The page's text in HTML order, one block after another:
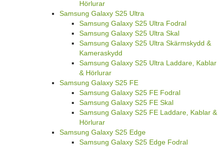
Hörlurar
Samsung Galaxy S25 Ultra
Samsung Galaxy S25 Ultra Fodral
Samsung Galaxy S25 Ultra Skal
Samsung Galaxy S25 Ultra Skärmskydd &
Kameraskydd
Samsung Galaxy S25 Ultra Laddare, Kablar
& Hörlurar
Samsung Galaxy S25 FE
Samsung Galaxy S25 FE Fodral
Samsung Galaxy S25 FE Skal
Samsung Galaxy S25 FE Laddare, Kablar &
Hörlurar
Samsung Galaxy S25 Edge
Samsung Galaxy S25 Edge Fodral